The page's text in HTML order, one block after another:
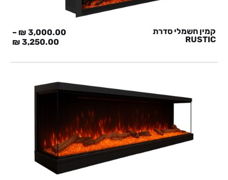
קמין חשמלי סדרת
RUSTIC
3,000.00
₪
–
3,250.00
₪